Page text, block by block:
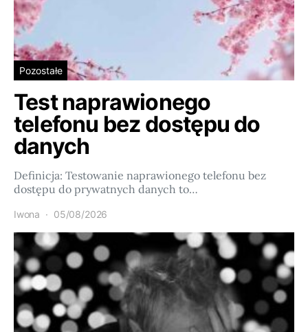
Pozostałe
Test naprawionego
telefonu bez dostępu do
danych
Definicja: Testowanie naprawionego telefonu bez
dostępu do prywatnych danych to…
Iwona 05/08/2026